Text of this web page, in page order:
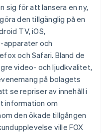
sig för att lansera en ny,
den tillgänglig på en
TV, iOS,
apparater och
och Safari. Bland de
video- och ljudkvalitet,
på bolagets
se repriser av innehåll i
information om
den ökade tillgången
ville FOX